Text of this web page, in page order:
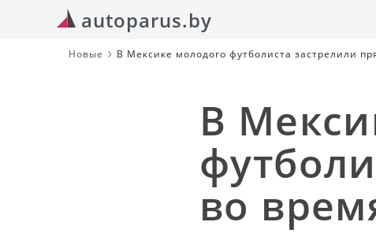
autoparus.by
Новые В Мексике молодого футболиста застрелили
В
во